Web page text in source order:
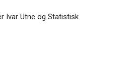
Ivar Utne og Statistisk